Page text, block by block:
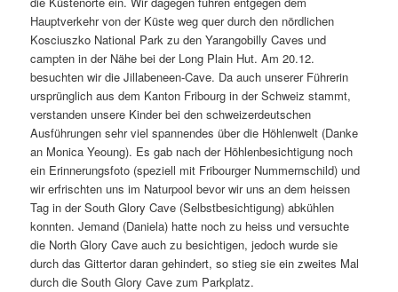
Hauptverkehr von der Küste weg quer durch den nördlichen
Kosciuszko National Park zu den Yarangobilly Caves und
campten in der Nähe bei der Long Plain Hut. Am 20.12.
besuchten wir die Jillabeneen-Cave. Da auch unserer Führerin
ursprünglich aus dem Kanton Fribourg in der Schweiz stammt,
verstanden unsere Kinder bei den schweizerdeutschen
Ausführungen sehr viel spannendes über die Höhlenwelt (Danke
an Monica Yeoung). Es gab nach der Höhlenbesichtigung noch
ein Erinnerungsfoto (speziell mit Fribourger Nummernschild) und
wir erfrischten uns im Naturpool bevor wir uns an dem heissen
Tag in der South Glory Cave (Selbstbesichtigung) abkühlen
konnten. Jemand (Daniela) hatte noch zu heiss und versuchte
die North Glory Cave auch zu besichtigen, jedoch wurde sie
durch das Gittertor daran gehindert, so stieg sie ein zweites Mal
durch die South Glory Cave zum Parkplatz.